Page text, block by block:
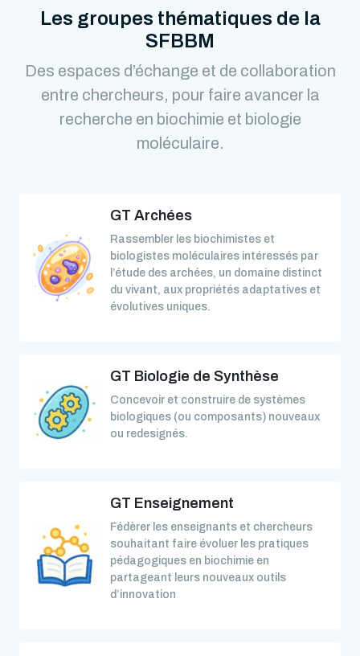
Les groupes thématiques de la
SFBBM
Des espaces d’échange et de collaboration
entre chercheurs, pour faire avancer la
recherche en biochimie et biologie
moléculaire.
GT Archées
Rassembler les biochimistes et
biologistes moléculaires intéressés par
l’étude des archées, un domaine distinct
du vivant, aux propriétés adaptatives et
évolutives uniques.
GT Biologie de Synthèse
Concevoir et construire de systèmes
biologiques (ou composants) nouveaux
ou redesignés.
GT Enseignement
Fédèrer les enseignants et chercheurs
souhaitant faire évoluer les pratiques
pédagogiques en biochimie en
partageant leurs nouveaux outils
d’innovation